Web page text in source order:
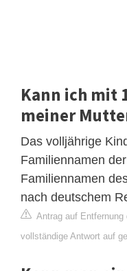
Kann ich mit
meiner
Das volljährige
Familiennamen
Familiennamen
nach deutschem
Antrag auf Entfernung
vollständige Antwort auf